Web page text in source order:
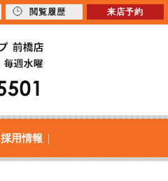
採用情報
閲覧履歴 来店予約